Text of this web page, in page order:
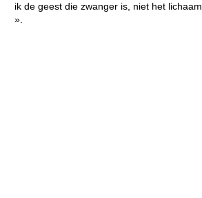
ik de geest die zwanger is, niet het lichaam
».